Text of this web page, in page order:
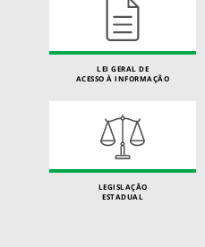
LEI GERAL DE
ACESSO À INFORMAÇÃO
LEGISLAÇÃO
ESTADUAL